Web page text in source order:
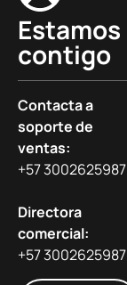
Estamos
contigo
Contacta a
soporte de
ventas:
+57 3002625987
Directora
comercial:
+57 3002625987